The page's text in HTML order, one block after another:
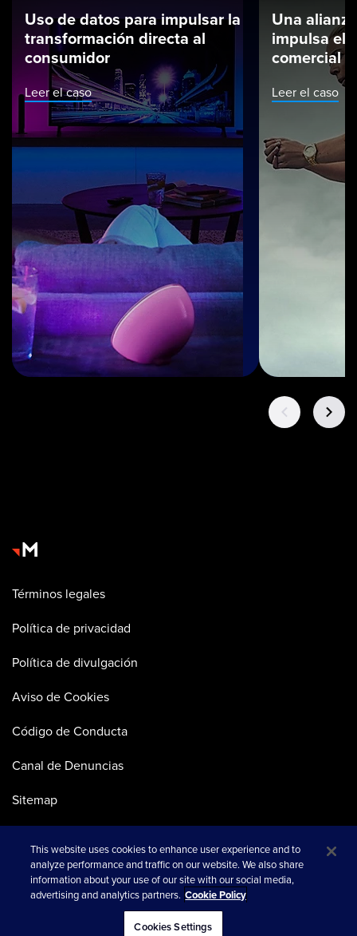
Uso de datos para impulsar la
transformación directa al
consumidor
Leer el caso
Una
impulsa el
comercial
Leer el caso
Términos legales
Política de privacidad
Política de divulgación
Aviso de Cookies
Código de Conducta
Canal de Denuncias
Sitemap
This website uses cookies to enhance user experience and to
analyze performance and traffic on our website. We also share
information about your use of our site with our social media,
advertising and analytics partners. Cookie Policy
Cookies Settings